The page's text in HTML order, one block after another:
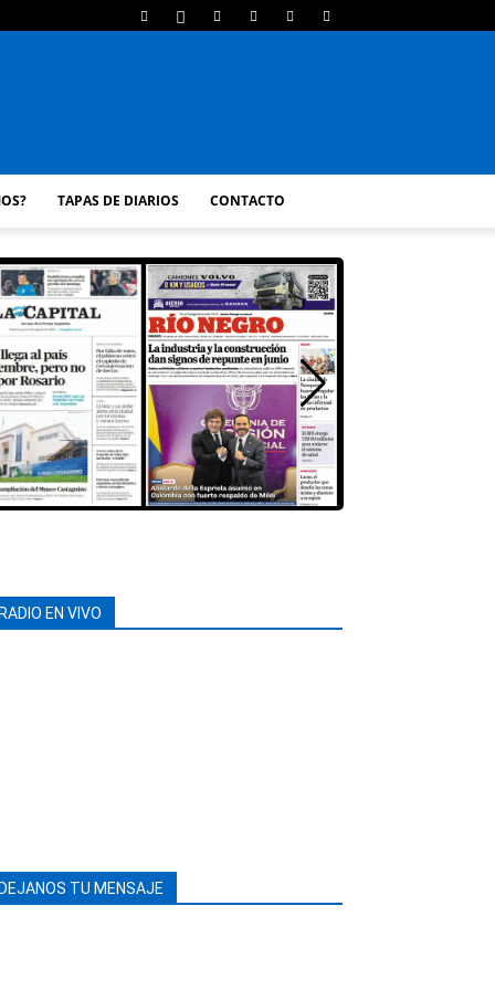
TAPAS DE DIARIOS CONTACTO
RADIO EN VIVO
DEJANOS TU MENSAJE